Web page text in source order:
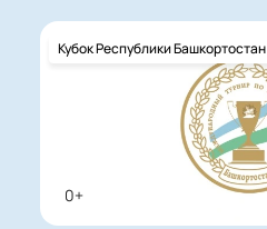
места заранее.
0+
Кубок Республики Башкортостан